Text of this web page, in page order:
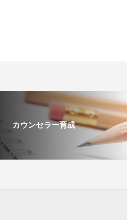
カウンセラー育成